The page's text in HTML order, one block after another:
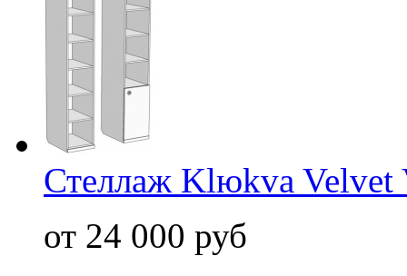
Стеллаж Klюkva Velvet
от 24 000 руб